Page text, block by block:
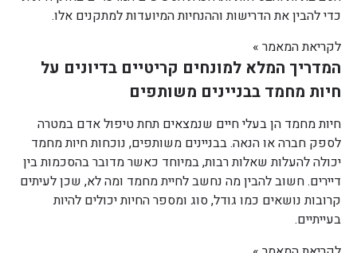
כדי להבין את הדרישות וההנחיות המיועדות למתקנים אלו.
לקריאת המאמר »
המדריך המלא למונחים קריטיים בדיונים על
חיות מחמד בבניינים משותפים
חיות מחמד הן בעלי חיים שנמצאים תחת טיפול אדם במטרה
לספק חברה או הנאה. בבניינים משותפים, נוכחות חיות מחמד
יכולה להעלות שאלות רבות, במיוחד כאשר מדובר בהסכמות בין
דיירים. חשוב להבין מה נחשב לחיית מחמד ומה לא, שכן לעיתים
קרובות נושאים כמו גודל, סוג ומספר החיות יכולים להיות
בעייתיים.